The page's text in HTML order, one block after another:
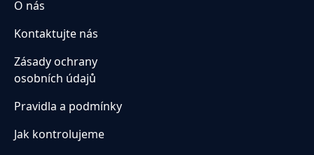
O nás
Kontaktujte nás
Zásady ochrany
osobních údajů
Pravidla a podmínky
Jak kontrolujeme